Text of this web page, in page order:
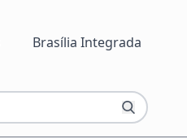
Brasília Integrada